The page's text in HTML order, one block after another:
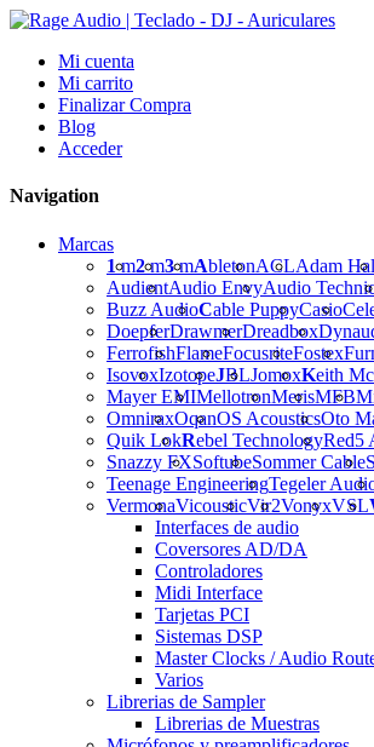
Mi cuenta
Mi carrito
Finalizar Compra
Blog
Acceder
Navigation
Marcas
1m2m3mAbletonACLAdam
AudientAudio EnvyAudio
Buzz AudioCable PuppyCasio
DoepferDrawmerDreadbox
FerrofishFlameFocusriteFostex
IsovoxIzotopeJBLJomoxKeith
Mayer EMIMellotronMerisMFB
OmniraxOqanOS AcousticsOto
Quik LokRebel TechnologyRed5
Snazzy FXSoftubeSommer Cable
Teenage EngineeringTegeler
VermonaVicousticVir2VonyxVSL
Interfaces de audio
Coversores AD/DA
Controladores
Midi Interface
Tarjetas PCI
Sistemas DSP
Master Clocks / Audio
Varios
Librerias de Sampler
Librerias de Muestras